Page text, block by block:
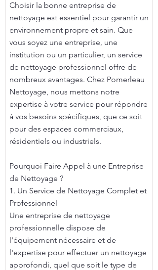
Choisir la bonne entreprise de
nettoyage est essentiel pour garantir un
environnement propre et sain. Que
vous soyez une entreprise, une
institution ou un particulier, un service
de nettoyage professionnel offre de
nombreux avantages. Chez Pomerleau
Nettoyage, nous mettons notre
expertise à votre service pour répondre
à vos besoins spécifiques, que ce soit
pour des espaces commerciaux,
résidentiels ou industriels.
Pourquoi Faire Appel à une Entreprise
de Nettoyage ?
1. Un Service de Nettoyage Complet et
Professionnel
Une entreprise de nettoyage
professionnelle dispose de
l'équipement nécessaire et de
l'expertise pour effectuer un nettoyage
approfondi, quel que soit le type de